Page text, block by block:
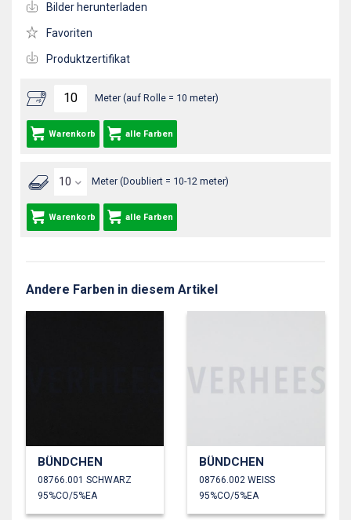
Meter (auf Rolle = 10 meter)
Warenkorb alle Farben
Meter (Doubliert = 10-12 meter)
Warenkorb alle Farben
Bilder herunterladen
Favoriten
Produktzertifikat
Andere Farben in diesem Artikel
BÜNDCHEN
08766.001 SCHWARZ
95%CO/5%EA
BÜNDCHEN
08766.002 WEISS
95%CO/5%EA